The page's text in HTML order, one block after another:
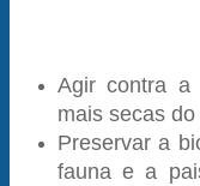
Agir contra a
mais secas
Preservar a
fauna e a